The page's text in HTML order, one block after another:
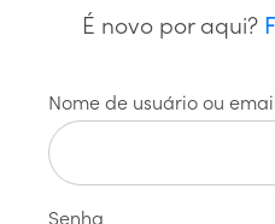
É novo por aqui?
Nome de usuário ou
Senha
Topgen e
nutrição e manejo